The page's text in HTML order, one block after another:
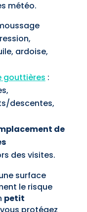
météo.
ardoise,
gouttières :
descentes,
de
des visites.
surface
le risque
petit